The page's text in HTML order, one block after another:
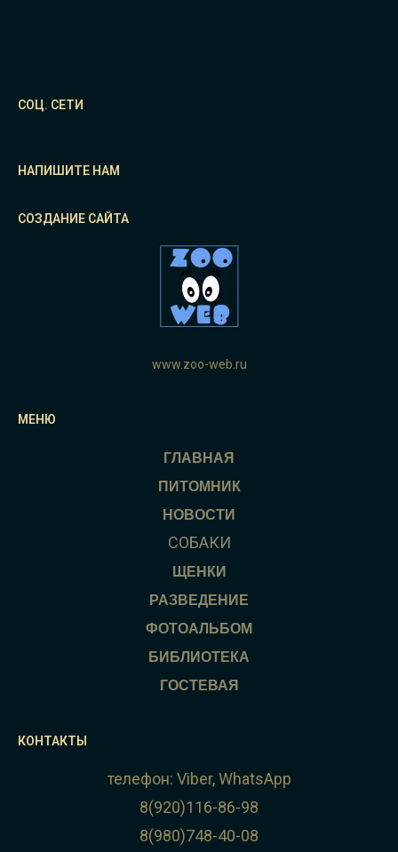
СОЦ. СЕТИ
НАПИШИТЕ НАМ
СОЗДАНИЕ САЙТА
www.zoo-web.ru
МЕНЮ
ГЛАВНАЯ
ПИТОМНИК
НОВОСТИ
СОБАКИ
ЩЕНКИ
РАЗВЕДЕНИЕ
ФОТОАЛЬБОМ
БИБЛИОТЕКА
ГОСТЕВАЯ
КОНТАКТЫ
телефон: Viber, WhatsApp
8(920)116-86-98
8(980)748-40-08